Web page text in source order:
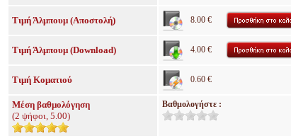
Τιμή Άλμπουμ (Αποστολή) 8.00 €
Τιμή Άλμπουμ (Download) 4.00 €
Τιμή Κοματιού 0.60 €
Μέση βαθμολόγηση
(2 ψήφοι, 5.00)
Βαθμολογήστε :